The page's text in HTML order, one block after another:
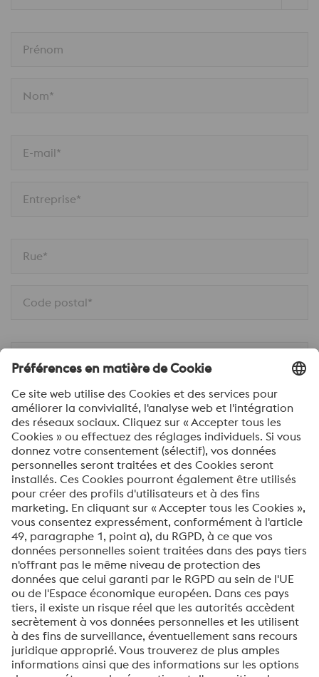
Prénom
Nom*
E-mail*
Entreprise*
Rue*
Code postal*
Téléphone
Votre message*
Oui, je souhaite recevoir des informations
occasionnelles, des invitations et d'autres
communications pertinentes.
ENVOYER
Vérification Anti-Robot
Clique ici pour vérifier